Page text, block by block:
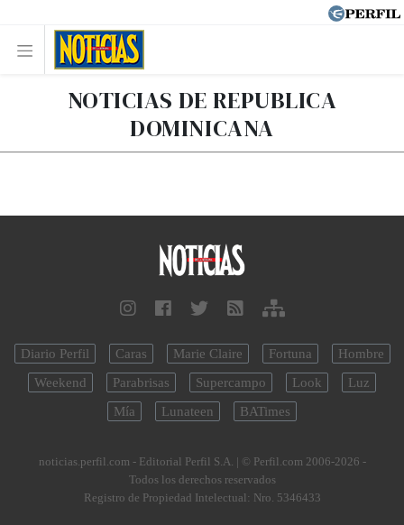
NOTICIAS DE REPUBLICA
DOMINICANA
Diario Perfil Caras Marie Claire Fortuna
Hombre
Weekend
Parabrisas Supercampo Look
Luz
Mía
Lunateen BATimes
noticias.perfil.com - Editorial Perfil S.A. | © Perfil.com 2006-2026 -
Todos los derechos reservados
Registro de Propiedad Intelectual: Nro. 5346433